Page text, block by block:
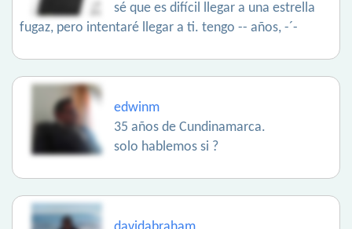
sé que es difícil llegar a una estrella
fugaz, pero intentaré llegar a ti. tengo -- años, -´-
edwinm
35 años de Cundinamarca.
solo hablemos si ?